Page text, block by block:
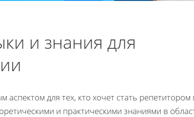
и знания для
для тех, кто хочет стать репетитором
и практическими знаниями в